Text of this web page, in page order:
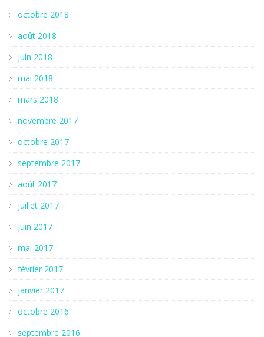
octobre 2018
août 2018
juin 2018
mai 2018
mars 2018
novembre 2017
octobre 2017
septembre 2017
août 2017
juillet 2017
juin 2017
mai 2017
février 2017
janvier 2017
octobre 2016
septembre 2016